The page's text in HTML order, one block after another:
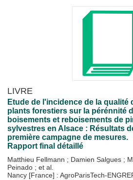
LIVRE
Etude de l'incidence de la qualité
plants forestiers sur la pérénnité
boisements et reboisements de
sylvestres en Alsace : Résultats
première campagne de mesures.
Rapport final détaillé
Matthieu Fellmann ; Damien Salgues ;
Peinado ; et al.
Nancy [France] : AgroParisTech-